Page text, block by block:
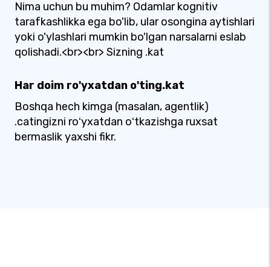
Nima uchun bu muhim? Odamlar kognitiv
tarafkashlikka ega bo'lib, ular osongina aytishlari
yoki o'ylashlari mumkin bo'lgan narsalarni eslab
qolishadi.<br><br> Sizning .kat
Har doim ro'yxatdan o'ting.kat
Boshqa hech kimga (masalan, agentlik)
.catingizni roʻyxatdan oʻtkazishga ruxsat
bermaslik yaxshi fikr.